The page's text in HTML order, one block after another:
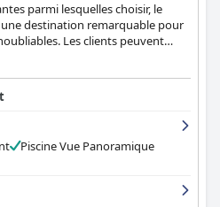
parmi lesquelles choisir, le
destination remarquable pour
Les clients peuvent
discrète, le tout dans la chaleur
meilleur.
Piscine Vue Panoramique